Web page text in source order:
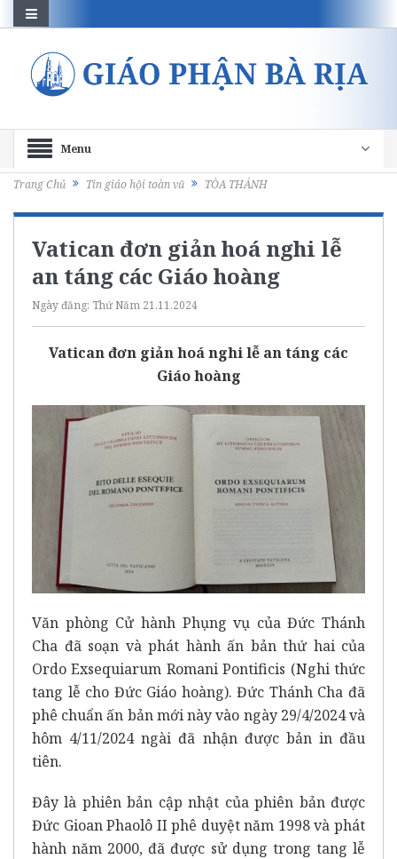
Menu
Trang Chủ Tin giáo hội toàn vũ TÒA THÁNH
Vatican đơn giản hoá nghi lễ
an táng các Giáo hoàng
Ngày đăng: Thứ Năm 21.11.2024
Vatican đơn giản hoá nghi lễ an táng các
Giáo hoàng
Văn phòng Cử hành Phụng vụ của Đức Thánh
Cha đã soạn và phát hành ấn bản thứ hai của
Ordo Exsequiarum Romani Pontificis (Nghi thức
tang lễ cho Đức Giáo hoàng). Đức Thánh Cha đã
phê chuẩn ấn bản mới này vào ngày 29/4/2024 và
hôm 4/11/2024 ngài đã nhận được bản in đầu
tiên.
Đây là phiên bản cập nhật của phiên bản được
Đức Gioan Phaolô II phê duyệt năm 1998 và phát
hành năm 2000, đã được sử dụng trong tang lễ